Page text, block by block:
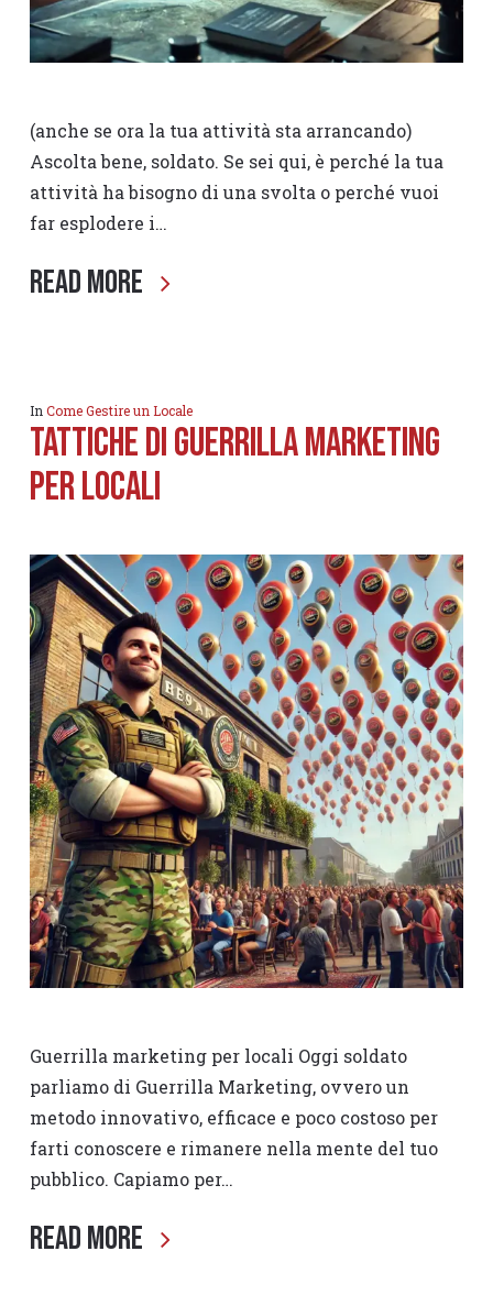
(anche se ora la tua attività sta arrancando)
Ascolta bene, soldato. Se sei qui, è perché la tua
attività ha bisogno di una svolta o perché vuoi
far esplodere i…
Read More
In Come Gestire un Locale
TATTICHE DI GUERRILLA MARKETING
PER LOCALI
Guerrilla marketing per locali Oggi soldato
parliamo di Guerrilla Marketing, ovvero un
metodo innovativo, efficace e poco costoso per
farti conoscere e rimanere nella mente del tuo
pubblico. Capiamo per…
Read More